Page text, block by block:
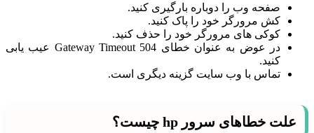
صفحه وب را دوباره بارگیری کنید.
کش مرورگر خود را پاک کنید.
کوکی های مرورگر خود را حذف کنید.
در عوض به عنوان خطای 504 Gateway Timeout عیب یابی
کنید.
تماس با وب سایت گزینه دیگری است.
علت خطاهای سرور hp چیست؟